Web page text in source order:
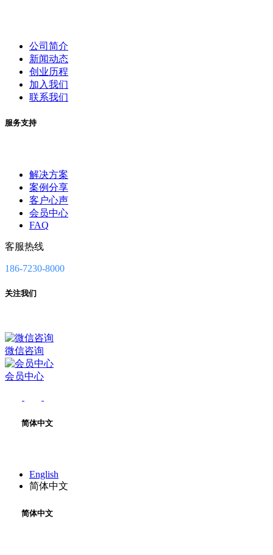
公司简介
新闻动态
创业历程
加入我们
联系我们
服务支持
解决方案
案例分享
客户心声
会员中心
FAQ
客服热线
186-7230-8000
关注我们
微信咨询
会员中心
简体中文
English
简体中文
简体中文